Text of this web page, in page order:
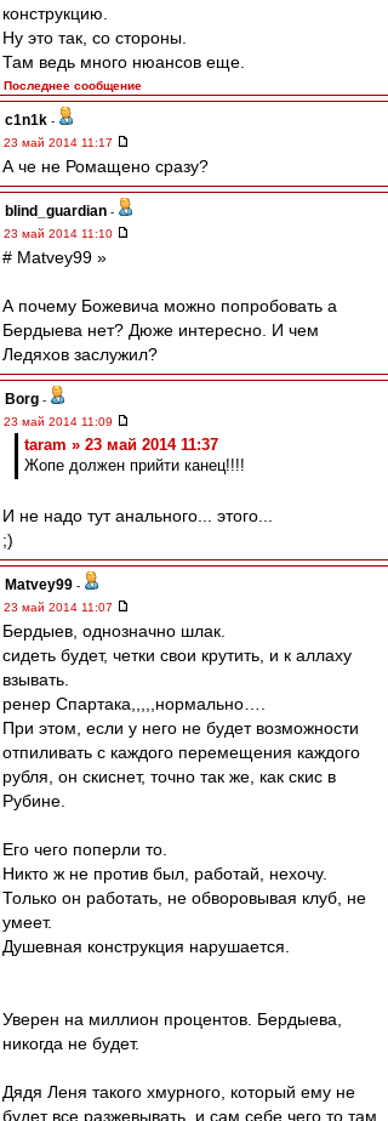
конструкцию.
Ну это так, со стороны.
Там ведь много нюансов еще.
Последнее сообщение
c1n1k -
23 май 2014 11:17
А че не Ромащено сразу?
blind_guardian -
23 май 2014 11:10
# Matvey99 »
А почему Божевича можно попробовать а
Бердыева нет? Дюже интересно. И чем
Ледяхов заслужил?
Borg -
23 май 2014 11:09
taram » 23 май 2014 11:37
Жопе должен прийти канец!!!!
И не надо тут анального... этого...
;)
Matvey99 -
23 май 2014 11:07
Бердыев, однозначно шлак.
сидеть будет, четки свои крутить, и к аллаху
взывать.
ренер Спартака,,,,,нормально….
При этом, если у него не будет возможности
отпиливать с каждого перемещения каждого
рубля, он скиснет, точно так же, как скис в
Рубине.
Его чего поперли то.
Никто ж не против был, работай, нехочу.
Только он работать, не обворовывая клуб, не
умеет.
Душевная конструкция нарушается.
Уверен на миллион процентов. Бердыева,
никогда не будет.
Дядя Леня такого хмурного, который ему не
будет все разжевывать, и сам себе чего то там